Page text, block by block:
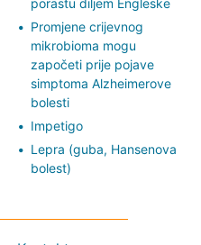
Promjene crijevnog
mikrobioma mogu
započeti prije pojave
simptoma Alzheimerove
bolesti
Impetigo
Lepra (guba, Hansenova
bolest)